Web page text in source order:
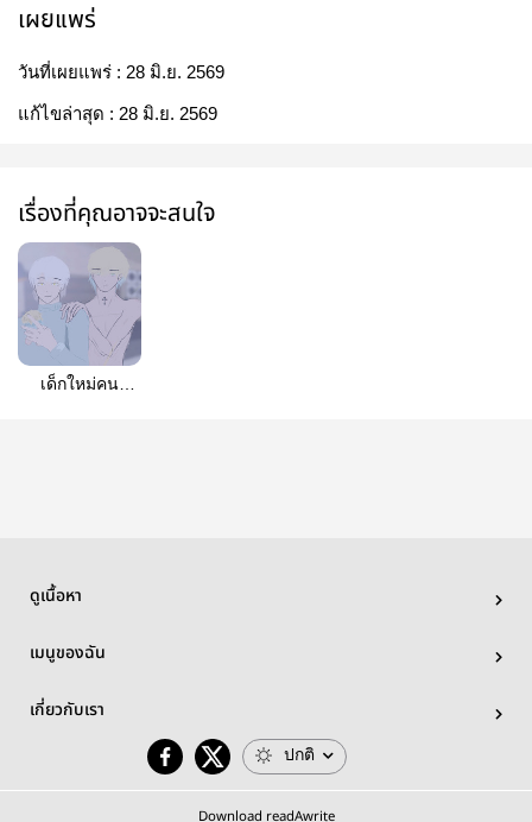
เผยแพร่
วันที่เผยแพร่ : 28 มิ.ย. 2569
แก้ไขล่าสุด : 28 มิ.ย. 2569
เรื่องที่คุณอาจจะสนใจ
เด็กใหม่คน
ดูเนื้อหา
เมนูของฉัน
เกี่ยวกับเรา
ปกติ
Download readAwrite